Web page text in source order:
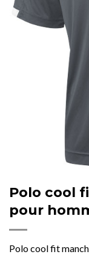
Polo cool
pour
Polo cool fit